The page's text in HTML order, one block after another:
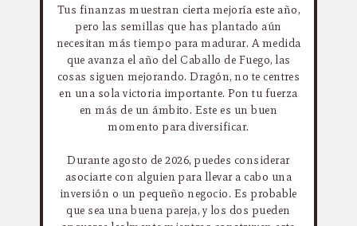
Tus finanzas muestran cierta mejoría este año,
pero las semillas que has plantado aún
necesitan más tiempo para madurar. A medida
que avanza el año del Caballo de Fuego, las
cosas siguen mejorando. Dragón, no te centres
en una sola victoria importante. Pon tu fuerza
en más de un ámbito. Este es un buen
momento para diversificar.
Durante agosto de 2026, puedes considerar
asociarte con alguien para llevar a cabo una
inversión o un pequeño negocio. Es probable
que sea una buena pareja, y los dos pueden